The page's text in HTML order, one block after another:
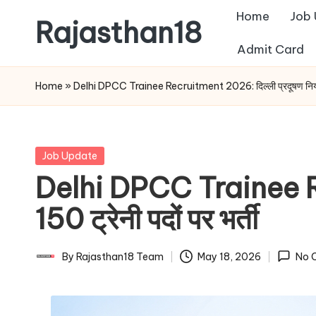
content
Rajasthan18
News
is
most
watched
and
the
most
respected
Home Job
Admit Card
Home » Delhi DPCC Trainee Recruitment 2026: दिल्ली प्रदूषण
Posted
Job Update
Delhi DPCC Trainee
150 ट्रेनी पदों पर भर्ती
Posted
By Rajasthan18 Team May 18, 2026 No